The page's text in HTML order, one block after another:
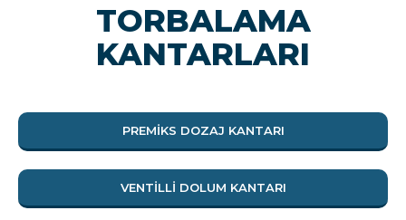
TORBALAMA
KANTARLARI
PREMIKS DOZAJ KANTARI
VENTILLI DOLUM KANTARI